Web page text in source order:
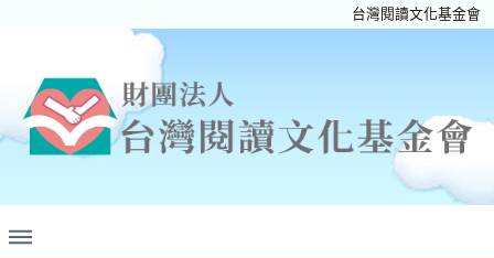
台灣閱讀文化基金會